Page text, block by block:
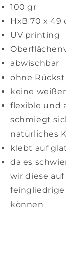
100 gr
HxB 70 x 49
UV printing
abwischbar
ohne
keine
flexible und
schmiegt
natürliches
klebt auf
da es
wir diese
können